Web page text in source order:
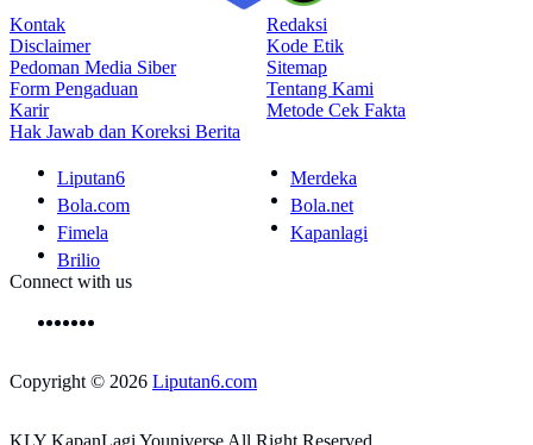
Kontak
Redaksi
Disclaimer
Kode Etik
Pedoman Media Siber
Sitemap
Form Pengaduan
Tentang Kami
Karir
Metode Cek Fakta
Hak Jawab dan Koreksi Berita
Liputan6
Merdeka
Bola.com
Bola.net
Fimela
Kapanlagi
Brilio
Connect with us
Copyright © 2026 Liputan6.com